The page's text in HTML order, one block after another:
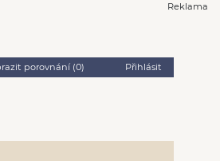
Reklama
porovnání (0) Přihlásit